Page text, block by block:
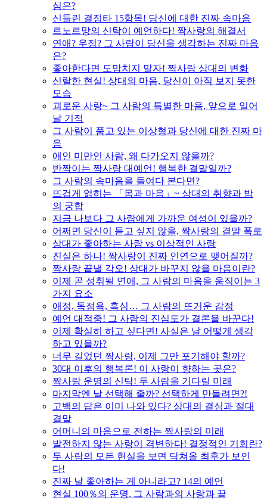
심은?
신들린 결정타 15항목! 당신에 대한 진짜 속마음
르노르망의 신탁이 예언하다! 짝사랑의 해결서
연애? 우정? 그 사람이 당신을 생각하는 진짜 마음
은?
좋아한다면 도망치지 말자! 짝사랑 상대의 변화
신랄한 현실! 상대의 마음, 당신이 아직 보지 못한
모습
괴로운 사랑~ 그 사람의 특별한 마음, 앞으로 일어
날 기적
그 사람이 품고 있는 이상형과 당신에 대한 진짜 마
음
애인 미만인 사람, 왜 다가오지 않을까?
반짝이는 짝사랑 대예언! 행복한 결말일까?
그 사람의 속마음을 들여다 본다면?
뜨겁게 얽히는 「몸과 마음」~ 상대의 취향과 밤
의 궁합
지금 나보다 그 사람에게 가까운 여성이 있을까?
어쩌면 당신이 듣고 싶지 않을, 짝사랑의 결말 폭로
상대가 좋아하는 사람 vs 이상적인 사랑
진실은 하나! 짝사랑이 진짜 인연으로 맺어질까?
짝사랑 끝낼 각오! 상대가 바꾸지 않을 마음이란?
이제 곧 성취될 연애, 그 사람의 마음을 움직이는 3
가지 요소
애정, 독점욕, 흑심… 그 사람의 뜨거운 감정
예언 대적중! 그 사람의 진심도가 결론을 바꾼다!
이제 확실히 하고 싶다면! 사실은 날 어떻게 생각
하고 있을까?
너무 길었던 짝사랑, 이제 그만 포기해야 할까?
30대 이후의 행복론! 이 사랑이 향하는 곳은?
짝사랑 운명의 신탁! 두 사람을 기다릴 미래
마지막엔 날 선택해 줄까? 선택하게 만들려면?!
고백의 답은 이미 나와 있다? 상대의 결심과 절대
결말
어머니의 마음으로 전하는 짝사랑의 미래
발전하지 않는 사랑이 격변하다! 결정적인 기회란?
두 사람의 모든 현실을 보면 닥쳐올 최후가 보인
다!
진짜 날 좋아하는 게 아니라고? 14의 예언
현실 100％의 운명. 그 사람과의 사랑과 끝